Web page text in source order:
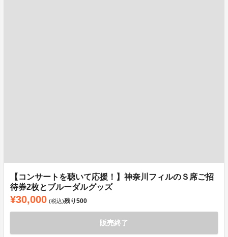
【コンサートを聴いて応援！】神奈川フィルのＳ席ご招
待券2枚とブルーダルグッズ
¥30,000 (税込)残り500
販売終了